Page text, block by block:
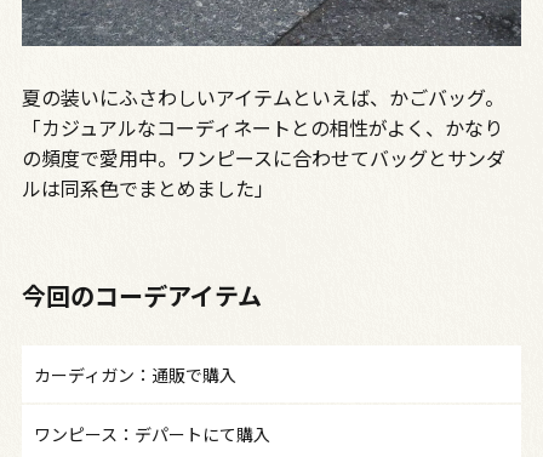
夏の装いにふさわしいアイテムといえば、かごバッグ。
「カジュアルなコーディネートとの相性がよく、かなり
の頻度で愛用中。ワンピースに合わせてバッグとサンダ
ルは同系色でまとめました」
今回のコーデアイテム
カーディガン：通販で購入
ワンピース：デパートにて購入